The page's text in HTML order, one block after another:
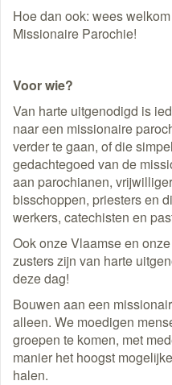
Hoe dan ook: wees
Missionaire Parochie!
Voor wie?
Van harte uitgenodigd is
naar een missionaire
verder te gaan, of die
gedachtegoed van de
aan parochianen,
bisschoppen, priesters en
werkers, catechisten en
Ook onze Vlaamse en
zusters zijn van harte
deze dag!
Bouwen aan een
alleen. We moedigen
groepen te komen, met
manier het hoogst
halen.